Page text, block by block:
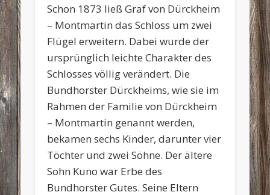
Schon 1873 ließ Graf von Dürckheim
– Montmartin das Schloss um zwei
Flügel erweitern. Dabei wurde der
ursprünglich leichte Charakter des
Schlosses völlig verändert. Die
Bundhorster Dürckheims, wie sie im
Rahmen der Familie von Dürckheim
– Montmartin genannt werden,
bekamen sechs Kinder, darunter vier
Töchter und zwei Söhne. Der ältere
Sohn Kuno war Erbe des
Bundhorster Gutes. Seine Eltern